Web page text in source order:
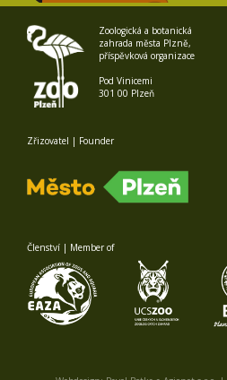
Zoologická a botanická
zahrada města Plzně,
příspěvková organizace
Pod Vinicemi
301 00 Plzeň
Zřizovatel | Founder
Členství | Member of